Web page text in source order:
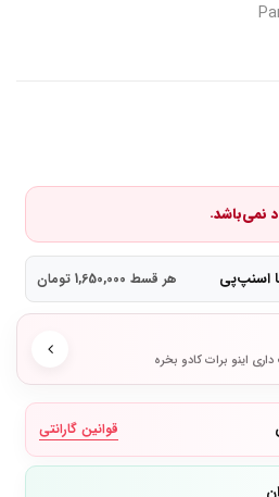
نمی‌باشد.
اسنپ‌پی هر قسط 1,650,000 تومان
اینو برات کادو بخره
قوانین گارانتی